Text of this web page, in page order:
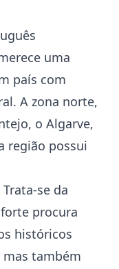
uma
país com
A zona norte,
o Algarve,
região possui
Trata-se da
procura
históricos
mas também